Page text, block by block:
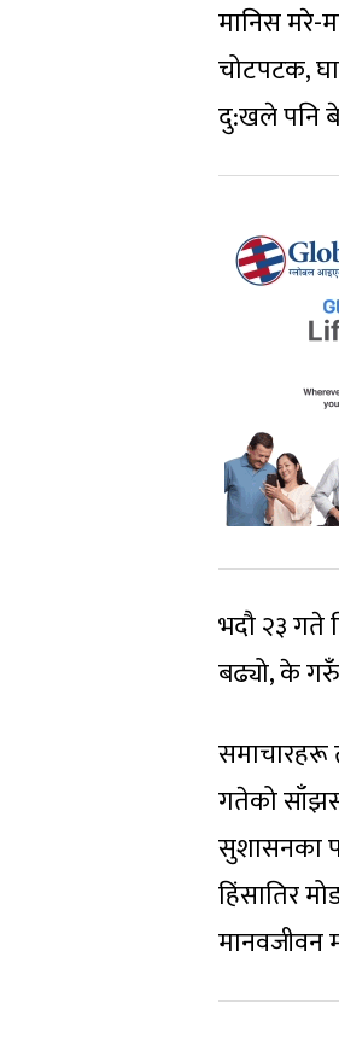
मानिस मरे-
चोटपटक,
दु:खले पनि
भदौ २३ गते
बढ्यो, के
समाचारहरू
गतेको
सुशासनका
हिंसातिर
मानवजीवन